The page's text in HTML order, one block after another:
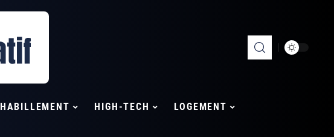
HABILLEMENT HIGH-TECH LOGEMENT